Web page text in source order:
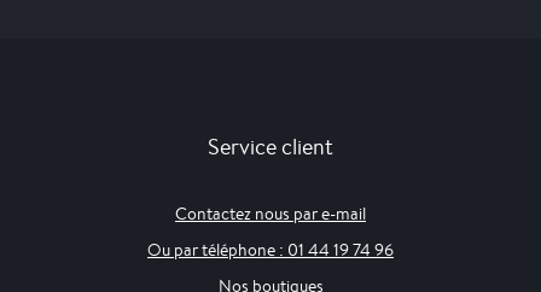
Service client
Contactez nous par e-mail
Ou par téléphone : 01 44 19 74 96
Nos boutiques